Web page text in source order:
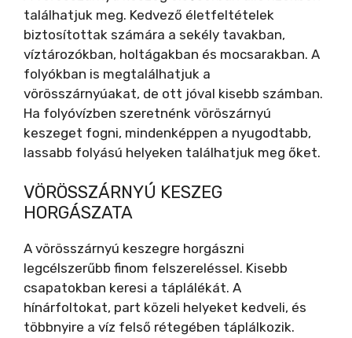
találhatjuk meg. Kedvező életfeltételek
biztosítottak számára a sekély tavakban,
víztározókban, holtágakban és mocsarakban. A
folyókban is megtalálhatjuk a
vörösszárnyúakat, de ott jóval kisebb számban.
Ha folyóvízben szeretnénk vöröszárnyú
keszeget fogni, mindenképpen a nyugodtabb,
lassabb folyású helyeken találhatjuk meg őket.
VÖRÖSSZÁRNYÚ KESZEG
HORGÁSZATA
A vörösszárnyú keszegre horgászni
legcélszerűbb finom felszereléssel. Kisebb
csapatokban keresi a táplálékát. A
hínárfoltokat, part közeli helyeket kedveli, és
többnyire a víz felső rétegében táplálkozik.